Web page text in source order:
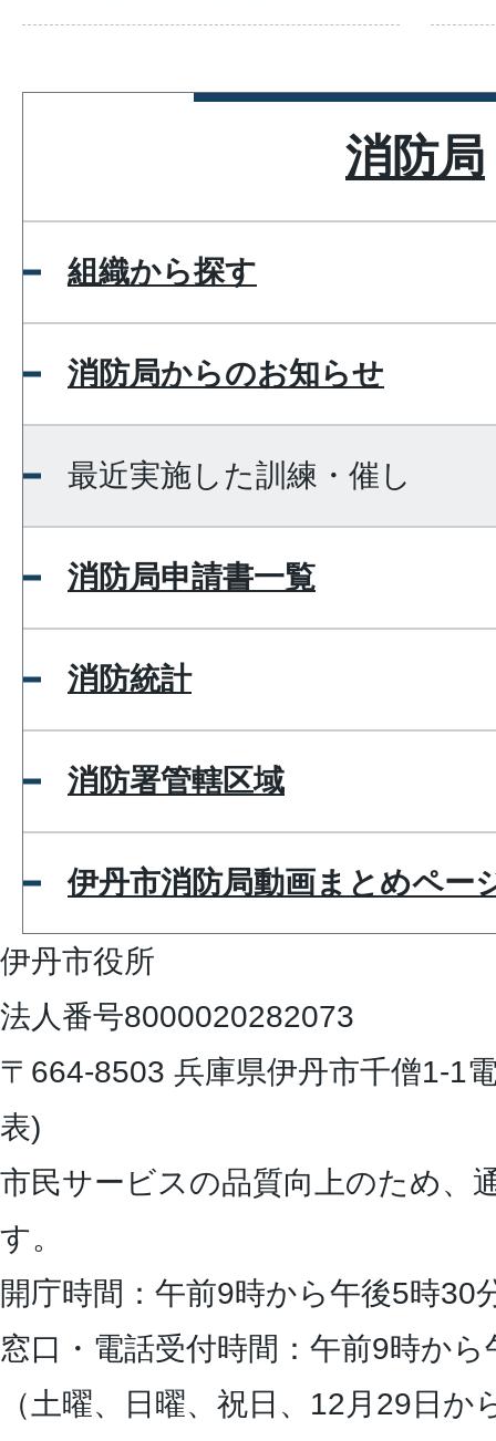
消防局
組織から探す
消防局からのお知らせ
最近実施した訓練・催し
消防局申請書一覧
消防統計
消防署管轄区域
伊丹市消防局動画まとめペー
伊丹市役所
法人番号8000020282073
〒664-8503 兵庫県伊丹市千僧1-1
表)
市民サービスの品質向上のため、
す。
開庁時間：午前9時から午後5時30
窓口・電話受付時間：午前9時か
（土曜、日曜、祝日、12月29日